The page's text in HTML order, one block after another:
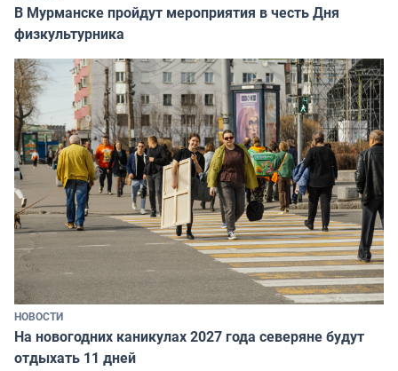
В Мурманске пройдут мероприятия в честь Дня
физкультурника
НОВОСТИ
На новогодних каникулах 2027 года северяне будут
отдыхать 11 дней